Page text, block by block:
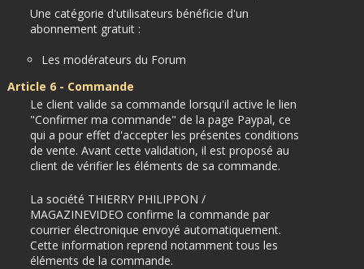
Une catégorie d'utilisateurs bénéficie d'un
abonnement gratuit :
Les modérateurs du Forum
Article 6 - Commande
Le client valide sa commande lorsqu'il active le lien
"Confirmer ma commande" de la page Paypal, ce
qui a pour effet d'accepter les présentes conditions
de vente. Avant cette validation, il est proposé au
client de vérifier les éléments de sa commande.
La société THIERRY PHILIPPON /
MAGAZINEVIDEO confirme la commande par
courrier électronique envoyé automatiquement.
Cette information reprend notamment tous les
éléments de la commande.